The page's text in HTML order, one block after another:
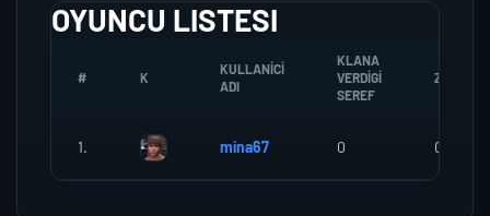
OYUNCU LISTESI
# K
KULLANICI
ADI
KLANA
VERDIGI
SEREF
ZOMBI
1. mina67 0 0